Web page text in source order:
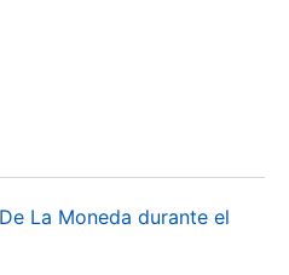
La Moneda durante el